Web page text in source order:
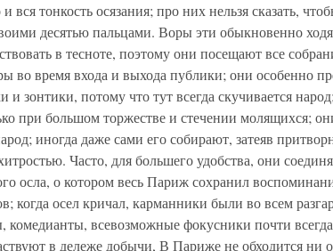
вся тонкость осязания; про них нельзя сказать,
десятью пальцами. Воры эти обыкновенно
в тесноте, поэтому они посещают все
во время входа и выхода публики; они особенно
и зонтики, потому что тут всегда скучивается
при большом торжестве и стечении молящихся;
иногда даже сами его собирают, затеяв
Часто, для большего удобства, они
осла, о котором весь Париж сохранил
когда осел кричал, карманники были во всем
всевозможные фокусники почти
в дележе добычи, В Париже не обходится ни